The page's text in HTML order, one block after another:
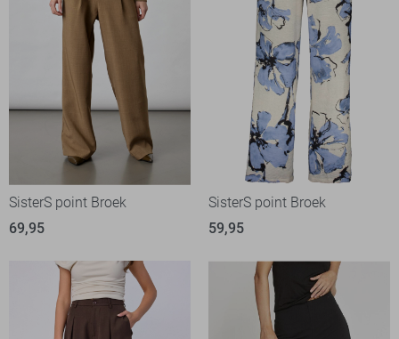
SisterS point Broek
69,95
SisterS point Broek
59,95